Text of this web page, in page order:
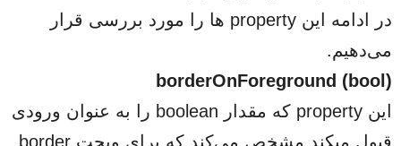
در ادامه این property ها را مورد بررسی قرار
می‌دهیم.
borderOnForeground (bool)
این property که مقدار boolean را به عنوان ورودی
قبول میکند مشخص می‌کند که برای ویجت border